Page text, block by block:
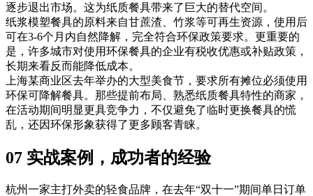
逐步退出市场。这为纸质餐具带来了巨大的替代空间。
纸浆模塑餐具的原料来自甘蔗渣、竹浆等可再生资源，使用后
可在3-6个月内自然降解，完全符合环保政策要求。更重要的
是，许多城市对使用环保餐具的企业有税收优惠或补贴政策，
长期来看反而能降低成本。
上海某商业区去年举办的大型美食节，要求所有摊位必须使用
环保可降解餐具。那些提前布局、熟悉纸质餐具特性的商家，
在活动期间明显更具竞争力，不仅避免了临时更换餐具的慌
乱，还因环保形象获得了更多顾客青睐。
07 实战案例，成功者的经验
杭州一家主打外卖的轻食品牌，在去年“双十一”期间单日订单